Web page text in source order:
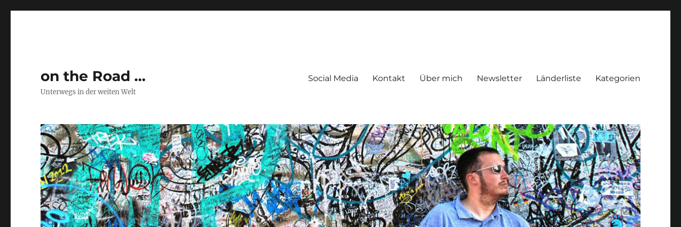
on the Road …
Unterwegs in der weiten Welt
Social Media Kontakt Über mich Newsletter Länderliste Kategorien